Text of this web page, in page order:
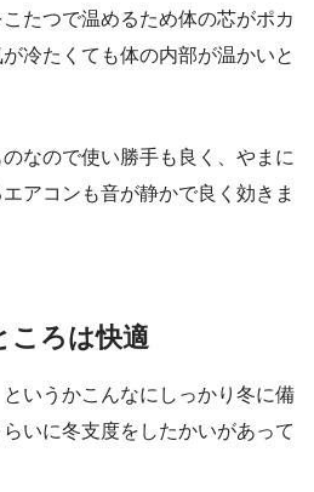
たつで温めるため体の芯がポカ
冷たくても体の内部が温かいと
なので使い勝手も良く、やまに
アコンも音が静かで良く効きま
ころは快適
いうかこんなにしっかり冬に備
いに冬支度をしたかいがあって